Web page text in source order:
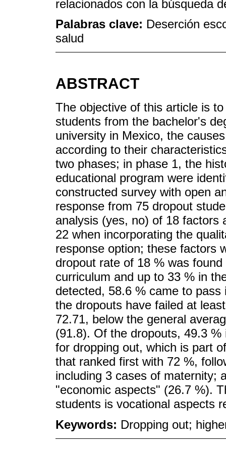
relacionados con la búsqueda
Palabras clave: Deserción
salud
ABSTRACT
The objective of this article is
students from the bachelor's
university in Mexico, the
according to their
two phases; in phase 1, the
educational program were
constructed survey with open
response from 75 dropout
analysis (yes, no) of 18 factors
22 when incorporating the
response option; these factors
dropout rate of 18 % was
curriculum and up to 33 % in
detected, 58.6 % came to
the dropouts have failed at
72.71, below the general
(91.8). Of the dropouts, 49.3
for dropping out, which is part
that ranked first with 72 %,
including 3 cases of maternity;
"economic aspects" (26.7 %).
students is vocational aspects
Keywords: Dropping out;